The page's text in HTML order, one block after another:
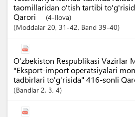
taomillaridan o'tish tartibi
Qarori
(4-Ilova)
Moddalar 20, 31-42, Band 39-40
O'zbekiston Respublikasi Vazirlar
"Eksport-import operatsiyalari
tadbirlari to'g'risida" 416-sonli
Bandlar 2, 3, 4